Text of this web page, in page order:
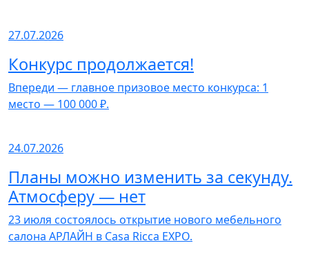
27.07.2026
Конкурс продолжается!
Впереди — главное призовое место конкурса: 1
место — 100 000 ₽.
24.07.2026
Планы можно изменить за секунду.
Атмосферу — нет
23 июля состоялось открытие нового мебельного
салона АРЛАЙН в Casa Ricca EXPO.